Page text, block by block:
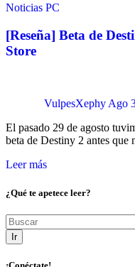
Noticias PC
[Reseña] Beta de
Store
VulpesXephyAgo
El pasado 29 de agosto
beta de Destiny 2 antes
Leer más
¿Qué te apetece leer?
Ir